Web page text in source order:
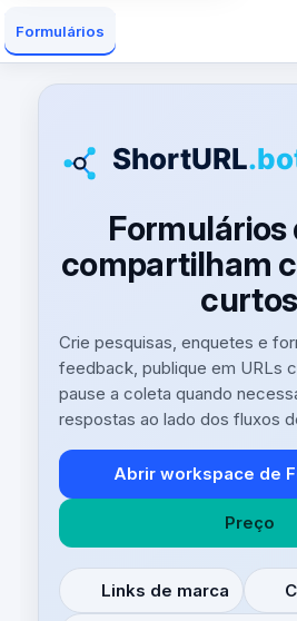
Formulários
Formulários
compartilham
curtos
Crie pesquisas, enquetes e
feedback, publique em URLs
pause a coleta quando
respostas ao lado dos fluxos
Abrir workspace de
Preço
Links de marca